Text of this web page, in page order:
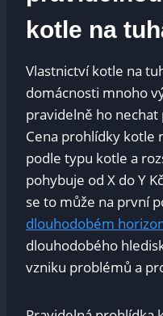
kotle na
Vlastnictví kotle na
domácnosti mnoho
pravidelně ho
Cena prohlídky kotle
podle typu kotle a
pohybuje od X do Y
se to může na první
dlouhodobém
dlouhodobého
vzniku problémů a